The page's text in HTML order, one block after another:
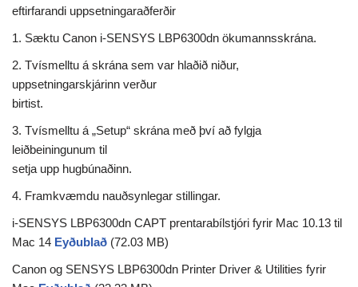
eftirfarandi uppsetningaraðferðir
1. Sæktu Canon i-SENSYS LBP6300dn ökumannsskrána.
2. Tvísmelltu á skrána sem var hlaðið niður,
uppsetningarskjárinn verður
birtist.
3. Tvísmelltu á „Setup“ skrána með því að fylgja
leiðbeiningunum til
setja upp hugbúnaðinn.
4. Framkvæmdu nauðsynlegar stillingar.
i-SENSYS LBP6300dn CAPT prentarabílstjóri fyrir Mac 10.13 til
Mac 14 Eyðublað (72.03 MB)
Canon og SENSYS LBP6300dn Printer Driver & Utilities fyrir